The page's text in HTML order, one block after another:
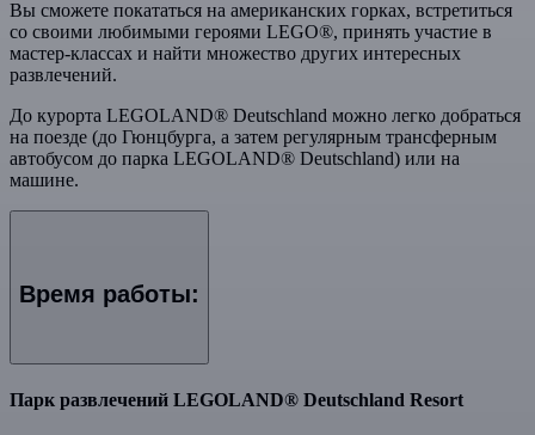
Вы сможете покататься на американских горках, встретиться
со своими любимыми героями LEGO®, принять участие в
мастер-классах и найти множество других интересных
развлечений.
До курорта LEGOLAND® Deutschland можно легко добраться
на поезде (до Гюнцбурга, а затем регулярным трансферным
автобусом до парка LEGOLAND® Deutschland) или на
машине.
Время работы:
Парк развлечений LEGOLAND® Deutschland Resort